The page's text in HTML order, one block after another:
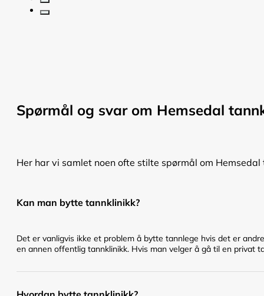
Spørmål og svar om Hemsedal
Her har vi samlet noen ofte stilte spørmål om Hemsedal
Kan man bytte tannklinikk?
Det er vanligvis ikke et problem å bytte tannlege hvis det er
en annen offentlig tannklinikk. Hvis man velger å gå til en privat